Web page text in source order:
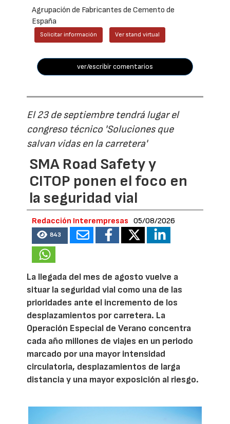
Agrupación de Fabricantes de Cemento de
España
Solicitar información Ver stand virtual
ver/escribir comentarios
El 23 de septiembre tendrá lugar el
congreso técnico 'Soluciones que
salvan vidas en la carretera'
SMA Road Safety y
CITOP ponen el foco en
la seguridad vial
Redacción Interempresas 05/08/2026
843
La llegada del mes de agosto vuelve a
situar la seguridad vial como una de las
prioridades ante el incremento de los
desplazamientos por carretera. La
Operación Especial de Verano concentra
cada año millones de viajes en un periodo
marcado por una mayor intensidad
circulatoria, desplazamientos de larga
distancia y una mayor exposición al riesgo.